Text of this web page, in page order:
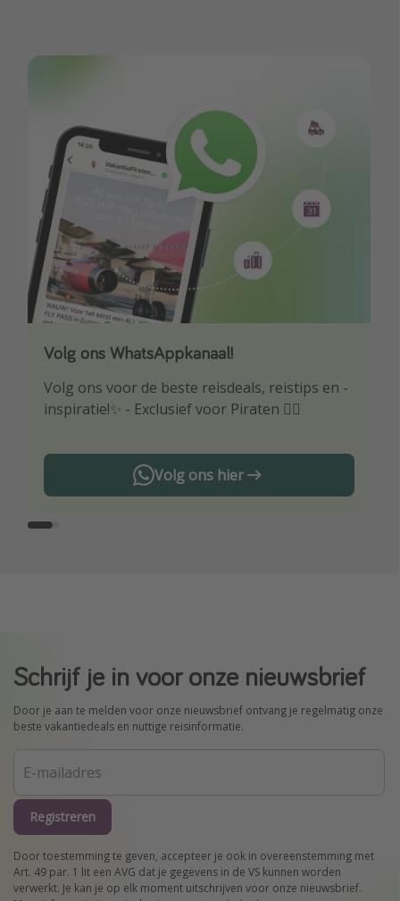
Volg ons WhatsAppkanaal!
Volg ons voor de beste reisdeals, reistips en -
inspiratie!✨ - Exclusief voor Piraten 🏴‍☠️
Volg ons hier
Download onze app
Wees als eerste op de hoogte van de beste
reisaanbiedingen
Schrijf je in voor onze nieuwsbrief
Door je aan te melden voor onze nieuwsbrief ontvang je regelmatig onze
beste vakantiedeals en nuttige reisinformatie.
Registreren
Door toestemming te geven, accepteer je ook in overeenstemming met
Art. 49 par. 1 lit een AVG dat je gegevens in de VS kunnen worden
verwerkt. Je kan je op elk moment uitschrijven voor onze nieuwsbrief.